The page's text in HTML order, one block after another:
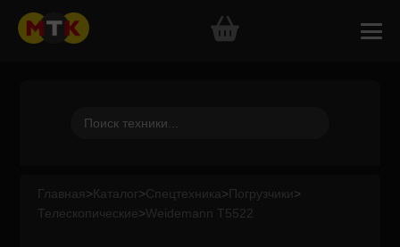
Главная>Каталог>Спецтехника>Погрузчики>
Телескопические>Weidemann T5522